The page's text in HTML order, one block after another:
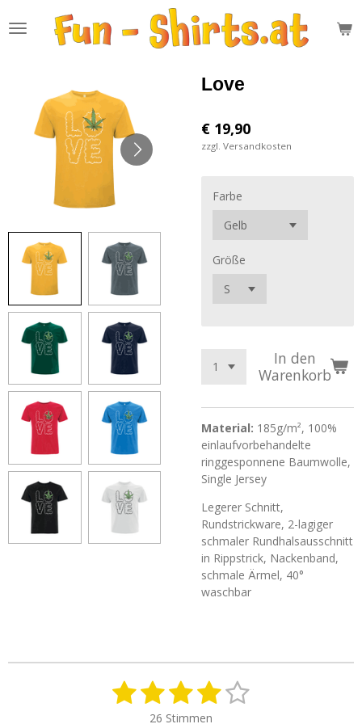
Hauptinhalt
Love
€ 19,90
zzgl. Versandkosten
Farbe
Größe
In den
Warenkorb
Material: 185g/m², 100%
einlaufvorbehandelte
ringgesponnene Baumwolle,
Single Jersey
Legerer Schnitt,
Rundstrickware, 2-lagiger
schmaler Rundhalsausschnitt
in Rippstrick, Nackenband,
schmale Ärmel, 40°
waschbar
1 2 3 4 5
26 Stimmen